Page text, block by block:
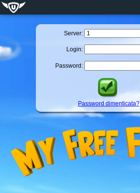
Server:
Login:
Password:
Password dimenticata?